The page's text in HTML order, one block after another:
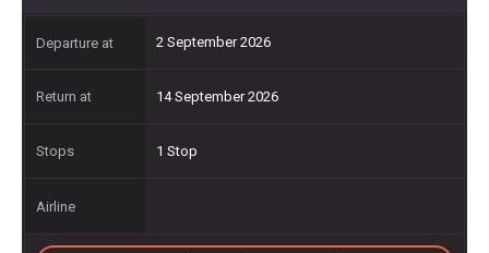
2 September 2026
14 September 2026
1 Stop